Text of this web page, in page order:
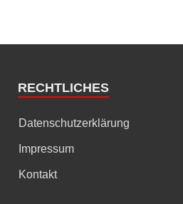
RECHTLICHES
Datenschutzerklärung
Impressum
Kontakt